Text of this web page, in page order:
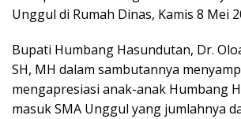
Unggul di Rumah Dinas, Kamis 8 Mei
Bupati Humbang Hasundutan, Dr.
SH, MH dalam sambutannya
mengapresiasi anak-anak Humbang
masuk SMA Unggul yang jumlahnya